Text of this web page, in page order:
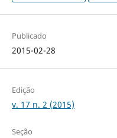
Publicado
2015-02-28
Edição
v. 17 n. 2 (2015)
Seção